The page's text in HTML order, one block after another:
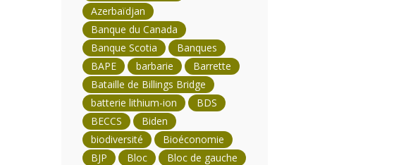
Azerbaïdjan
Banque du Canada
Banque Scotia
Banques
BAPE
barbarie
Barrette
Bataille de Billings Bridge
batterie lithium-ion
BDS
BECCS
Biden
biodiversité
Bioéconomie
BJP
Bloc
Bloc de gauche